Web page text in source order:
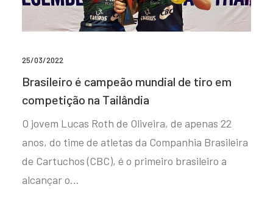
25/03/2022
Brasileiro é campeão mundial de tiro em
competição na Tailândia
O jovem Lucas Roth de Oliveira, de apenas 22
anos, do time de atletas da Companhia Brasileira
de Cartuchos (CBC), é o primeiro brasileiro a
alcançar o…